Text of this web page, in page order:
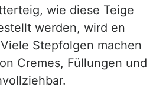
wie diese Teige
werden, wird en
Stepfolgen machen
Cremes, Füllungen und